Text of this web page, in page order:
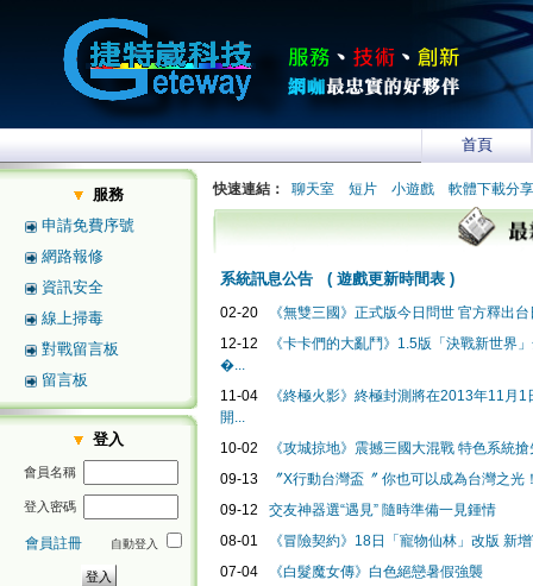
首頁
服務
申請免費序號
網路報修
資訊安全
線上掃毒
對戰留言板
留言板
登入
會員名稱
登入密碼
會員註冊 自動登入
快速連結： 聊天室 短片 小遊戲 軟體下載分享
系統訊息公告 ( 遊戲更新時間表 )
02-20
《無雙三國》正式版今日問世 官方釋出
12-12
《卡卡們的大亂鬥》1.5版「決戰新世界
�...
11-04
《終極火影》終極封測將在2013年11月
開...
10-02
《攻城掠地》震撼三國大混戰 特色系統
09-13
〞X行動台灣盃〞 你也可以成為台灣之光
09-12 交友神器選“遇見” 隨時準備一見鍾情
08-01
《冒險契約》18日「寵物仙林」改版 新
07-04
《白髮魔女傳》白色絕戀暑假強襲